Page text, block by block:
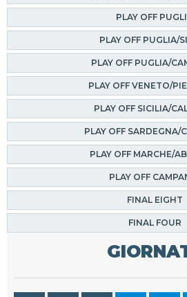
PLAY OFF
PLAY OFF PUGLIA/
PLAY OFF PUGLIA/
PLAY OFF VENETO/
PLAY OFF SICILIA/
PLAY OFF SARDEGNA/
PLAY OFF MARCHE/
PLAY OFF
FINAL EIGHT
FINAL FOUR